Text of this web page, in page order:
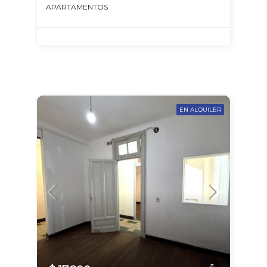
APARTAMENTOS
EN ALQUILER